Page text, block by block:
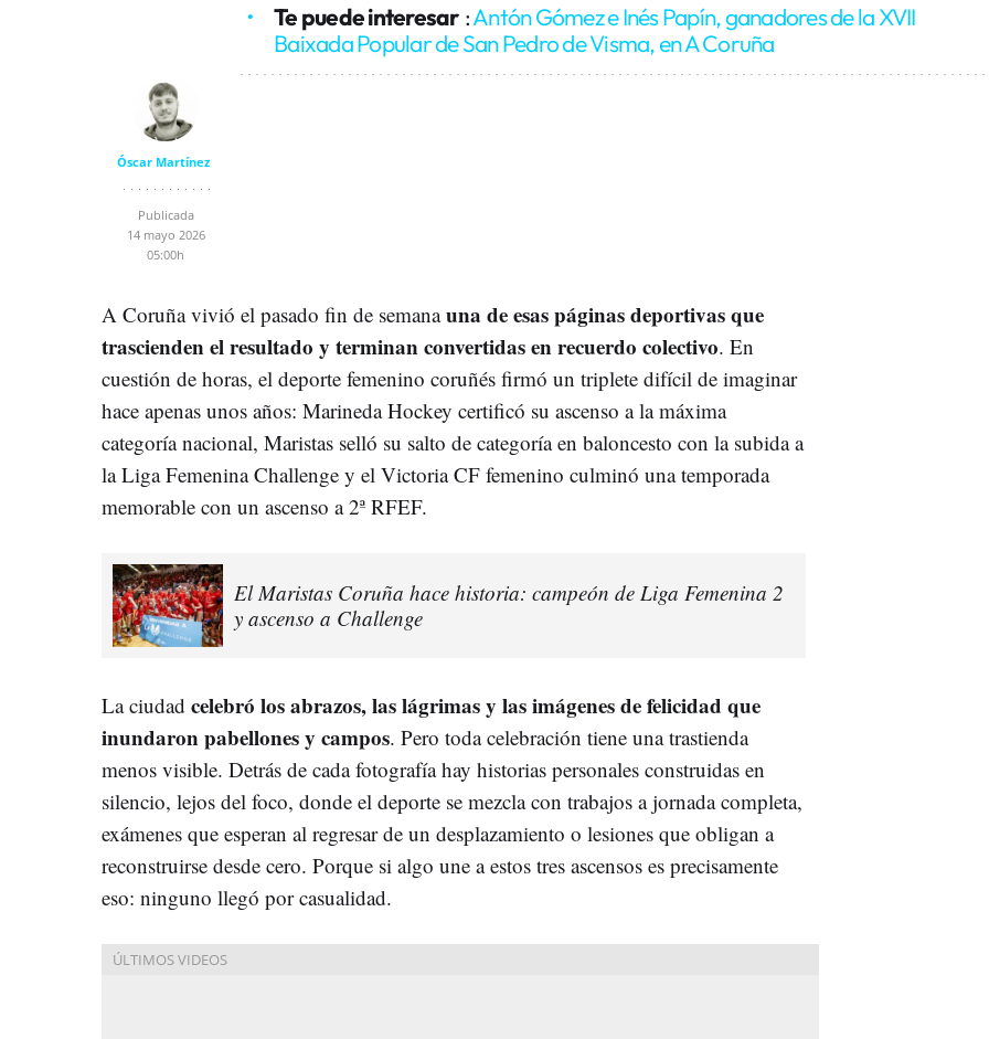
Te puede interesar :Antón Gómez e Inés Papín, ganadores de la XVII
Baixada Popular de San Pedro de Visma, en A Coruña
Óscar Martínez
Publicada
14 mayo 2026
05:00h
A Coruña vivió el pasado fin de semanauna de esas páginas deportivas que
trascienden el resultado y terminan convertidas en recuerdo colectivo. En
cuestión de horas, el deporte femenino coruñés firmó un triplete difícil de imaginar
hace apenas unos años: Marineda Hockey certificó su ascenso a la máxima
categoría nacional, Maristas selló su salto de categoría en baloncesto con la subida a
la Liga Femenina Challenge y el Victoria CF femenino culminó una temporada
memorable con un ascenso a 2ª RFEF.
El Maristas Coruña hace historia: campeón de Liga Femenina 2
y ascenso a Challenge
La ciudad celebró los abrazos, las lágrimas y las imágenes de felicidad que
inundaron pabellones y campos. Pero toda celebración tiene una trastienda
menos visible. Detrás de cada fotografía hay historias personales construidas en
silencio, lejos del foco, donde el deporte se mezcla con trabajos a jornada completa,
exámenes que esperan al regresar de un desplazamiento o lesiones que obligan a
reconstruirse desde cero. Porque si algo une a estos tres ascensos es precisamente
eso: ninguno llegó por casualidad.